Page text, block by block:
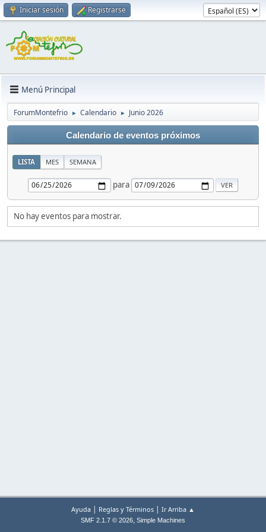
Iniciar sesión Registrarse
Menú Principal
ForumMontefrio ► Calendario ► Junio 2026
Calendario de eventos próximos
LISTA MES SEMANA
para
No hay eventos para mostrar.
Ayuda | Reglas y Términos | Ir Arriba ▲
SMF 2.1.7 © 2026, Simple Machines